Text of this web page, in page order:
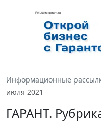
Информационные
июля 2021
ГАРАНТ.